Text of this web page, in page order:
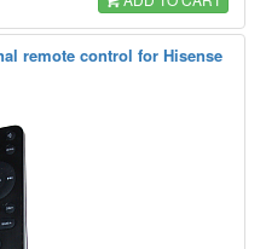
remote control for Hisense